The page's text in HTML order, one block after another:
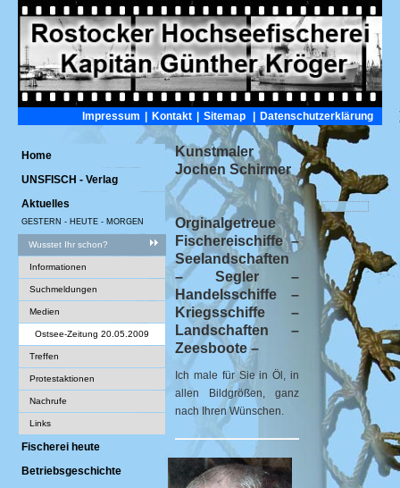
Impressum Kontakt Sitemap Datenschutzerklärung
Home
UNSFISCH - Verlag
Aktuelles
GESTERN - HEUTE - MORGEN
Wusstet Ihr schon?
Informationen
Suchmeldungen
Medien
Ostsee-Zeitung 20.05.2009
Treffen
Protestaktionen
Nachrufe
Links
Fischerei heute
Betriebsgeschichte
Kunstmaler
Jochen Schirmer
Orginalgetreue
Fischereischiffe –
Seelandschaften
– Segler –
Handelsschiffe –
Kriegsschiffe –
Landschaften –
Zeesboote –
Ich male für Sie in Öl, in
allen Bildgrößen, ganz
nach Ihren Wünschen.